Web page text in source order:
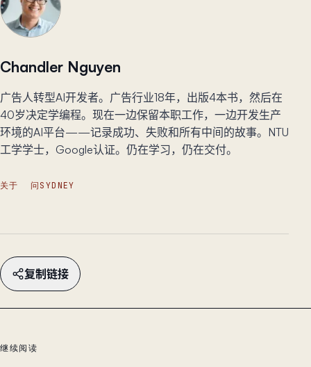
Chandler Nguyen
广告人转型AI开发者。广告行业18年，出版4本书，然后在
40岁决定学编程。现在一边保留本职工作，一边开发生产
环境的AI平台——记录成功、失败和所有中间的故事。NTU
工学学士，Google认证。仍在学习，仍在交付。
关于 问SYDNEY
复制链接
继续阅读